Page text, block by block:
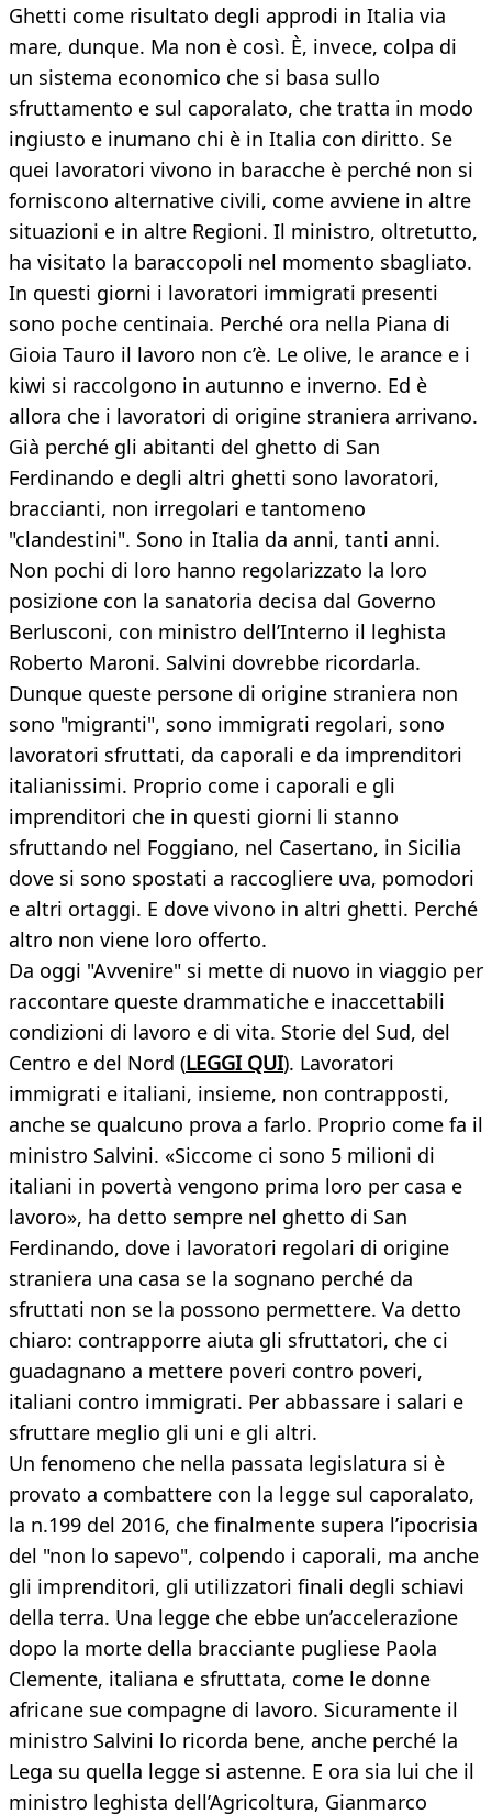
Ghetti come risultato degli approdi in Italia via
mare, dunque. Ma non è così. È, invece, colpa di
un sistema economico che si basa sullo
sfruttamento e sul caporalato, che tratta in modo
ingiusto e inumano chi è in Italia con diritto. Se
quei lavoratori vivono in baracche è perché non si
forniscono alternative civili, come avviene in altre
situazioni e in altre Regioni. Il ministro, oltretutto,
ha visitato la baraccopoli nel momento sbagliato.
In questi giorni i lavoratori immigrati presenti
sono poche centinaia. Perché ora nella Piana di
Gioia Tauro il lavoro non c’è. Le olive, le arance e i
kiwi si raccolgono in autunno e inverno. Ed è
allora che i lavoratori di origine straniera arrivano.
Già perché gli abitanti del ghetto di San
Ferdinando e degli altri ghetti sono lavoratori,
braccianti, non irregolari e tantomeno
"clandestini". Sono in Italia da anni, tanti anni.
Non pochi di loro hanno regolarizzato la loro
posizione con la sanatoria decisa dal Governo
Berlusconi, con ministro dell’Interno il leghista
Roberto Maroni. Salvini dovrebbe ricordarla.
Dunque queste persone di origine straniera non
sono "migranti", sono immigrati regolari, sono
lavoratori sfruttati, da caporali e da imprenditori
italianissimi. Proprio come i caporali e gli
imprenditori che in questi giorni li stanno
sfruttando nel Foggiano, nel Casertano, in Sicilia
dove si sono spostati a raccogliere uva, pomodori
e altri ortaggi. E dove vivono in altri ghetti. Perché
altro non viene loro offerto.
Da oggi "Avvenire" si mette di nuovo in viaggio per
raccontare queste drammatiche e inaccettabili
condizioni di lavoro e di vita. Storie del Sud, del
Centro e del Nord (LEGGI QUI). Lavoratori
immigrati e italiani, insieme, non contrapposti,
anche se qualcuno prova a farlo. Proprio come fa il
ministro Salvini. «Siccome ci sono 5 milioni di
italiani in povertà vengono prima loro per casa e
lavoro», ha detto sempre nel ghetto di San
Ferdinando, dove i lavoratori regolari di origine
straniera una casa se la sognano perché da
sfruttati non se la possono permettere. Va detto
chiaro: contrapporre aiuta gli sfruttatori, che ci
guadagnano a mettere poveri contro poveri,
italiani contro immigrati. Per abbassare i salari e
sfruttare meglio gli uni e gli altri.
Un fenomeno che nella passata legislatura si è
provato a combattere con la legge sul caporalato,
la n.199 del 2016, che finalmente supera l’ipocrisia
del "non lo sapevo", colpendo i caporali, ma anche
gli imprenditori, gli utilizzatori finali degli schiavi
della terra. Una legge che ebbe un’accelerazione
dopo la morte della bracciante pugliese Paola
Clemente, italiana e sfruttata, come le donne
africane sue compagne di lavoro. Sicuramente il
ministro Salvini lo ricorda bene, anche perché la
Lega su quella legge si astenne. E ora sia lui che il
ministro leghista dell’Agricoltura, Gianmarco